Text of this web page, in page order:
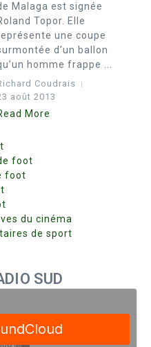
Malaga est signée
Topor. Elle
une coupe
d’un ballon
homme frappe ...
Coudrais
août 2013
More
foot
foot
du cinéma
de sport
SUD